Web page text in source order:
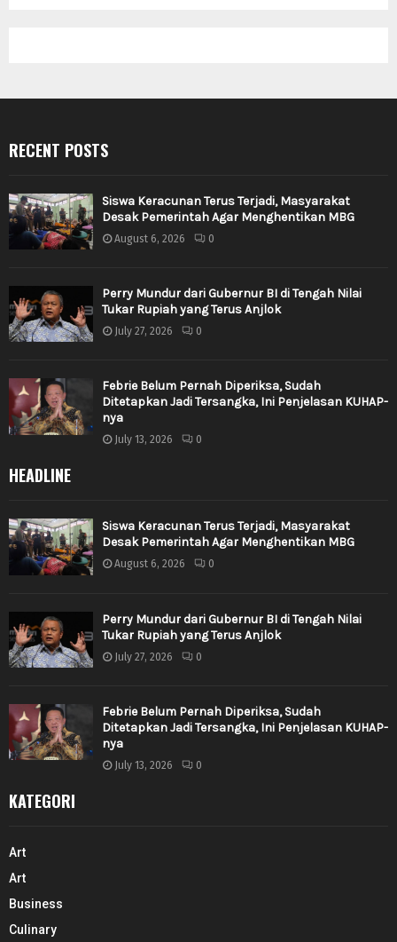
RECENT POSTS
Siswa Keracunan Terus Terjadi, Masyarakat
Desak Pemerintah Agar Menghentikan MBG
August 6, 2026 0
Perry Mundur dari Gubernur BI di Tengah Nilai
Tukar Rupiah yang Terus Anjlok
July 27, 2026 0
Febrie Belum Pernah Diperiksa, Sudah
Ditetapkan Jadi Tersangka, Ini Penjelasan KUHAP-
nya
July 13, 2026 0
HEADLINE
Siswa Keracunan Terus Terjadi, Masyarakat
Desak Pemerintah Agar Menghentikan MBG
August 6, 2026 0
Perry Mundur dari Gubernur BI di Tengah Nilai
Tukar Rupiah yang Terus Anjlok
July 27, 2026 0
Febrie Belum Pernah Diperiksa, Sudah
Ditetapkan Jadi Tersangka, Ini Penjelasan KUHAP-
nya
July 13, 2026 0
KATEGORI
Art
Art
Business
Culinary